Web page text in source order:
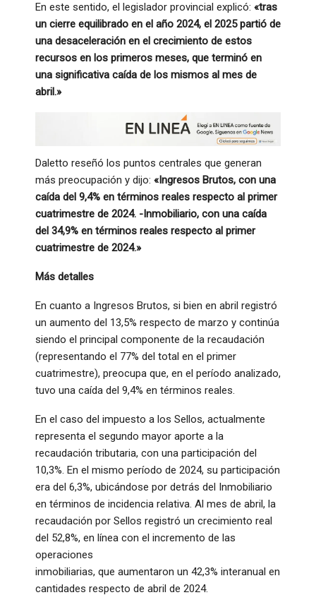
En este sentido, el legislador provincial explicó: «tras
un cierre equilibrado en el año 2024, el 2025 partió de
una desaceleración en el crecimiento de estos
recursos en los primeros meses, que terminó en
una significativa caída de los mismos al mes de
abril.»
Daletto reseñó los puntos centrales que generan
más preocupación y dijo: «Ingresos Brutos, con una
caída del 9,4% en términos reales respecto al primer
cuatrimestre de 2024. -Inmobiliario, con una caída
del 34,9% en términos reales respecto al primer
cuatrimestre de 2024.»
Más detalles
En cuanto a Ingresos Brutos, si bien en abril registró
un aumento del 13,5% respecto de marzo y continúa
siendo el principal componente de la recaudación
(representando el 77% del total en el primer
cuatrimestre), preocupa que, en el período analizado,
tuvo una caída del 9,4% en términos reales.
En el caso del impuesto a los Sellos, actualmente
representa el segundo mayor aporte a la
recaudación tributaria, con una participación del
10,3%. En el mismo período de 2024, su participación
era del 6,3%, ubicándose por detrás del Inmobiliario
en términos de incidencia relativa. Al mes de abril, la
recaudación por Sellos registró un crecimiento real
del 52,8%, en línea con el incremento de las
operaciones
inmobiliarias, que aumentaron un 42,3% interanual en
cantidades respecto de abril de 2024.